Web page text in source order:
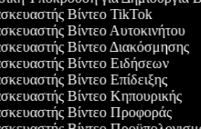
Βίντεο TikTok
Βίντεο Αυτοκινήτου
Βίντεο Διακόσμησης
Βίντεο Ειδήσεων
Βίντεο Επίδειξης
Βίντεο Κηπουρικής
Βίντεο Προφοράς